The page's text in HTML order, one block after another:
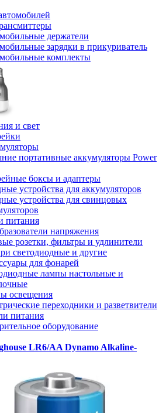
держатели
зарядки в прикуриватель
комплекты
и свет
портативные аккумуляторы Power
боксы и адаптеры
устройства для аккумуляторов
устройства для свинцовых
питания
напряжения
розетки, фильтры и удлинители
светодиодные и другие
для фонарей
лампы настольные и
освещения
переходники и разветвители
питания
оборудование
LR6/AA Dynamo Alkaline-